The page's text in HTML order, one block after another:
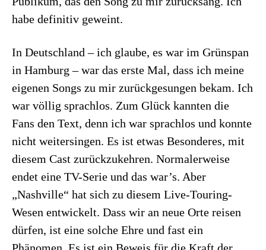
habe definitiv geweint.
In Deutschland – ich glaube, es war im Grünspan
in Hamburg – war das erste Mal, dass ich meine
eigenen Songs zu mir zurückgesungen bekam. Ich
war völlig sprachlos. Zum Glück kannten die
Fans den Text, denn ich war sprachlos und konnte
nicht weitersingen. Es ist etwas Besonderes, mit
diesem Cast zurückzukehren. Normalerweise
endet eine TV-Serie und das war’s. Aber
„Nashville“ hat sich zu diesem Live-Touring-
Wesen entwickelt. Dass wir an neue Orte reisen
dürfen, ist eine solche Ehre und fast ein